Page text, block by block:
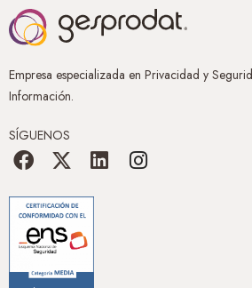
Empresa especializada en Privacidad y
Información.
SÍGUENOS